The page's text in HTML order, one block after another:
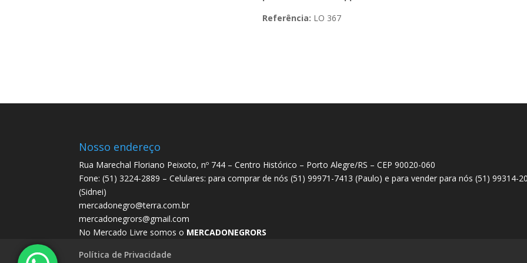
Referência: LO 367
Nosso endereço
Rua Marechal Floriano Peixoto, nº 744 – Centro Histórico – Porto Alegre/RS – CEP 90020-060
Fone: (51) 3224-2889 – Celulares: para comprar de nós (51) 99971-7413 (Paulo) e para vender para nós (51) 99314-
(Sidnei)
mercadonegro@terra.com.br
mercadonegrors@gmail.com
No Mercado Livre somos o MERCADONEGRORS
Política de Privacidade